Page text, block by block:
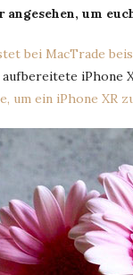
angesehen, um
bei MacTrade
iPhone
um ein iPhone XR